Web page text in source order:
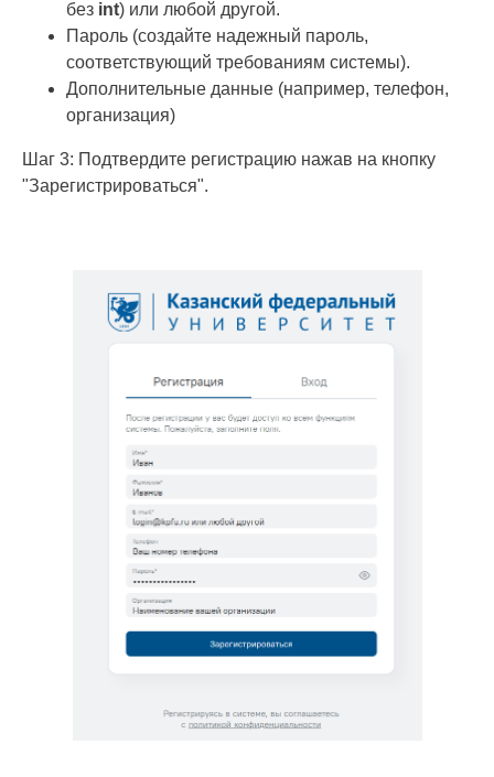
без int) или любой другой.
Пароль (создайте надежный пароль,
соответствующий требованиям системы).
Дополнительные данные (например, телефон,
организация)
Шаг 3: Подтвердите регистрацию нажав на кнопку
"Зарегистрироваться".